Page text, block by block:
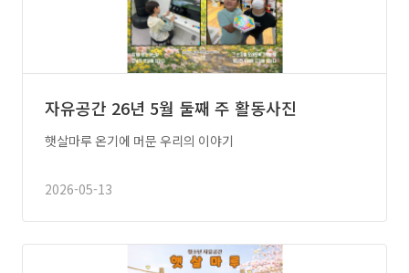
자유공간 26년 5월 둘째 주 활동사진
햇살마루 온기에 머문 우리의 이야기
2026-05-13